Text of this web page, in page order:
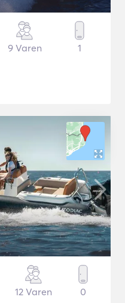
9 Varen 1
12 Varen 0